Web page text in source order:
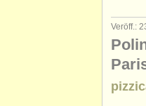
Veröff.: